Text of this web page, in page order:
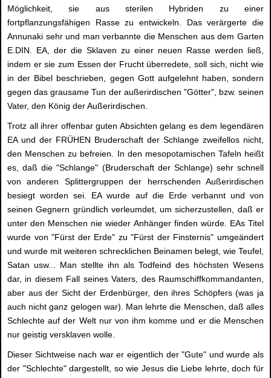
Möglichkeit, sie aus sterilen Hybriden zu einer
fortpflanzungsfähigen Rasse zu entwickeln. Das verärgerte die
Annunaki sehr und man verbannte die Menschen aus dem Garten
E.DIN. EA, der die Sklaven zu einer neuen Rasse werden ließ,
indem er sie zum Essen der Frucht überredete, soll sich, nicht wie
in der Bibel beschrieben, gegen Gott aufgelehnt haben, sondern
gegen das grausame Tun der außerirdischen "Götter", bzw. seinen
Vater, den König der Außerirdischen.
Trotz all ihrer offenbar guten Absichten gelang es dem legendären
EA und der FRÜHEN Bruderschaft der Schlange zweifellos nicht,
den Menschen zu befreien. In den mesopotamischen Tafeln heißt
es, daß die "Schlange" (Bruderschaft der Schlange) sehr schnell
von anderen Splittergruppen der herrschenden Außerirdischen
besiegt worden sei. EA wurde auf die Erde verbannt und von
seinen Gegnern gründlich verleumdet, um sicherzustellen, daß er
unter den Menschen nie wieder Anhänger finden würde. EAs Titel
wurde von "Fürst der Erde" zu "Fürst der Finsternis" umgeändert
und wurde mit weiteren schrecklichen Beinamen belegt, wie Teufel,
Satan usw... Man stellte ihn als Todfeind des höchsten Wesens
dar, in diesem Fall seines Vaters, des Raumschiffkommandanten,
aber aus der Sicht der Erdenbürger, den ihres Schöpfers (was ja
auch nicht ganz gelogen war). Man lehrte die Menschen, daß alles
Schlechte auf der Welt nur von ihm komme und er die Menschen
nur geistig versklaven wolle.
Dieser Sichtweise nach war er eigentlich der "Gute" und wurde als
der "Schlechte" dargestellt, so wie Jesus die Liebe lehrte, doch für